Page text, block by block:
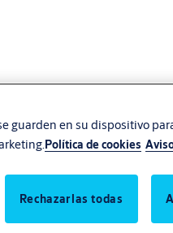
guarden en su dispositivo
Política de cookies
Rechazarlas todas